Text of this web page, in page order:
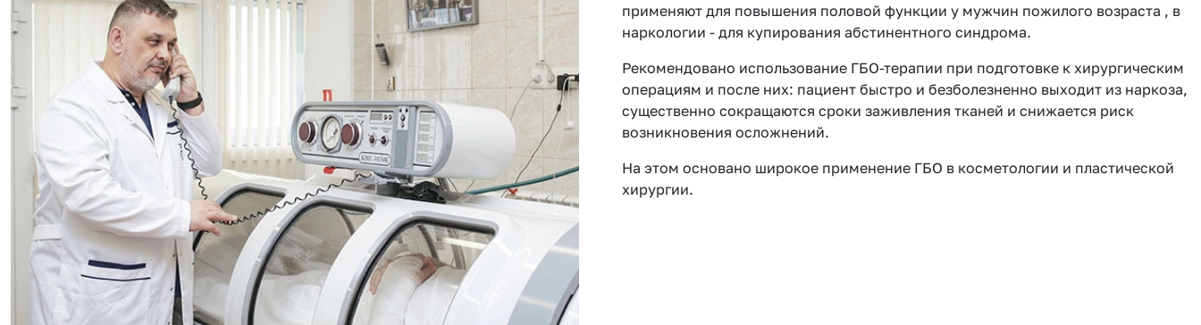
применяют для повышения половой функции у мужчин пожилого возраста , в
наркологии - для купирования абстинентного синдрома.
Рекомендовано использование ГБО-терапии при подготовке к хирургическим
операциям и после них: пациент быстро и безболезненно выходит из наркоза,
существенно сокращаются сроки заживления тканей и снижается риск
возникновения осложнений.
На этом основано широкое применение ГБО в косметологии и пластической
хирургии.